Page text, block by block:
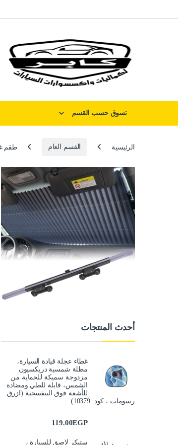
تسوق حسب القسم
الرئيسية القسم العام طقم
أحدث المنتجات
غطاء عجلة قيادة السيارة،
مظلة شمسية دريكسيون
مزدوجة سميكة للحماية من
الشمس، قابلة للطي ومضادة
للأشعة فوق البنفسجية (ازرق
رسومات ، كود: 10379)
119.00EGP
ستيكر لاصق للسيارة ،